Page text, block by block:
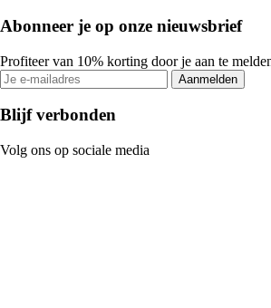
Abonneer je op onze nieuwsbrief
Profiteer van 10% korting door je aan te
Aanmelden
Blijf verbonden
Volg ons op sociale media